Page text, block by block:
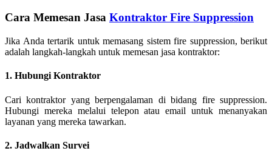
Cara Memesan Jasa Kontraktor Fire Suppression
Jika Anda tertarik untuk memasang sistem fire suppression, berikut
adalah langkah-langkah untuk memesan jasa kontraktor:
1. Hubungi Kontraktor
Cari kontraktor yang berpengalaman di bidang fire suppression.
Hubungi mereka melalui telepon atau email untuk menanyakan
layanan yang mereka tawarkan.
2. Jadwalkan Survei